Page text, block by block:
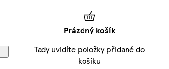
Prázdný košík
Tady uvidíte položky přidané do
košíku